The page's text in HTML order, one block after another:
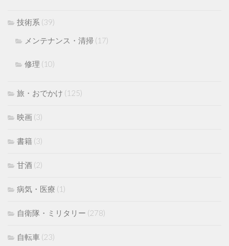
技術系 (39)
メンテナンス・清掃 (17)
修理 (10)
旅・おでかけ (125)
映画 (3)
書籍 (3)
甘酒 (2)
病気・医療 (1)
自衛隊・ミリタリー (278)
自転車 (23)